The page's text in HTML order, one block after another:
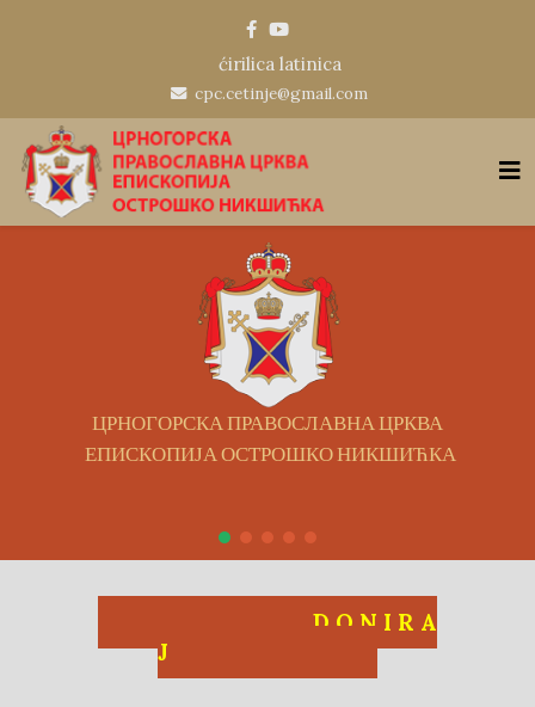
ćirilica latinica
cpc.cetinje@gmail.com
ЦРНОГОРСКА ПРАВОСЛАВНА ЦРКВА
ЕПИСКОПИЈА ОСТРОШКО НИКШИЋКА
D O N I R A
J